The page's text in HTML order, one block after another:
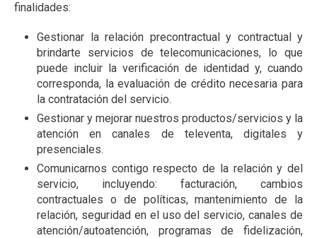
finalidades:
Gestionar la relación precontractual y contractual y
brindarte servicios de telecomunicaciones, lo que
puede incluir la verificación de identidad y, cuando
corresponda, la evaluación de crédito necesaria para
la contratación del servicio.
Gestionar y mejorar nuestros productos/servicios y la
atención en canales de televenta, digitales y
presenciales.
Comunicarnos contigo respecto de la relación y del
servicio, incluyendo: facturación, cambios
contractuales o de políticas, mantenimiento de la
relación, seguridad en el uso del servicio, canales de
atención/autoatención, programas de fidelización,